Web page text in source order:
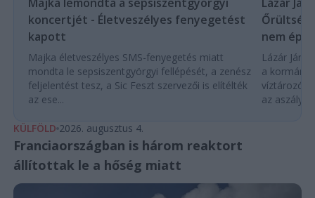
koncertjét - Életveszélyes fenyegetést
kapott
Majka életveszélyes SMS-fenyegetés miatt
mondta le sepsiszentgyörgyi fellépését, a zenész
feljelentést tesz, a Sic Feszt szervezői is elítélték
az ese...
Őrültség
nem
Lázár
a kormány
az
KÜLFÖLD 2026. augusztus 4.
Franciaországban is három reaktort
állítottak le a hőség miatt